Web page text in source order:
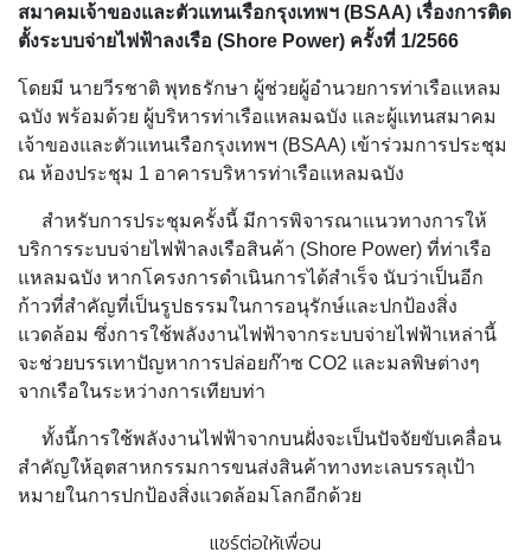
สมาคมเจ้าของและตัวแทนเรือกรุงเทพฯ (BSAA) เรื่องการติด
ตั้งระบบจ่ายไฟฟ้าลงเรือ (Shore Power) ครั้งที่ 1/2566
โดยมี นายวีรชาติ พุทธรักษา ผู้ช่วยผู้อำนวยการท่าเรือแหลม
ฉบัง พร้อมด้วย ผู้บริหารท่าเรือแหลมฉบัง และผู้แทนสมาคม
เจ้าของและตัวแทนเรือกรุงเทพฯ (BSAA) เข้าร่วมการประชุม
ณ ห้องประชุม 1 อาคารบริหารท่าเรือแหลมฉบัง
สำหรับการประชุมครั้งนี้ มีการพิจารณาแนวทางการให้
บริการระบบจ่ายไฟฟ้าลงเรือสินค้า (Shore Power) ที่ท่าเรือ
แหลมฉบัง หากโครงการดำเนินการได้สำเร็จ นับว่าเป็นอีก
ก้าวที่สำคัญที่เป็นรูปธรรมในการอนุรักษ์และปกป้องสิ่ง
แวดล้อม ซึ่งการใช้พลังงานไฟฟ้าจากระบบจ่ายไฟฟ้าเหล่านี้
จะช่วยบรรเทาปัญหาการปล่อยก๊าซ CO2 และมลพิษต่างๆ
จากเรือในระหว่างการเทียบท่า
ทั้งนี้การใช้พลังงานไฟฟ้าจากบนฝั่งจะเป็นปัจจัยขับเคลื่อน
สำคัญให้อุตสาหกรรมการขนส่งสินค้าทางทะเลบรรลุเป้า
หมายในการปกป้องสิ่งแวดล้อมโลกอีกด้วย
แชร์ต่อให้เพื่อน